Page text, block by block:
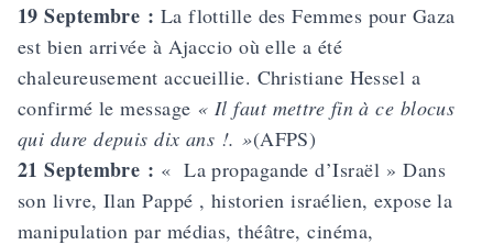
19 Septembre : La flottille des Femmes pour Gaza
est bien arrivée à Ajaccio où elle a été
chaleureusement accueillie. Christiane Hessel a
confirmé le message « Il faut mettre fin à ce blocus
qui dure depuis dix ans !. »(AFPS)
21 Septembre : « La propagande d’Israël » Dans
son livre, Ilan Pappé , historien israélien, expose la
manipulation par médias, théâtre, cinéma,